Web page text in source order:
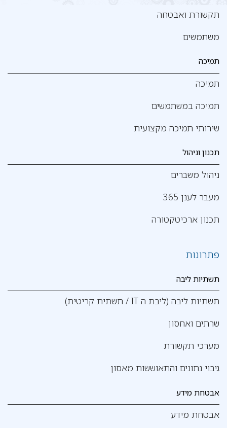
תקשורת ואבטחה
משתמשים
תמיכה
תמיכה
תמיכה במשתמשים
שירותי תמיכה מקצועית
תכנון וניהול
ניהול משברים
מעבר לענן 365
תכנון ארכיטקטורה
פתרונות
תשתיות ליבה
תשתיות ליבה (ליבת ה IT / תשתית קריטית)
שרתים ואחסון
מערכי תקשורת
גיבוי נתונים והתאוששות מאסון
אבטחת מידע
אבטחת מידע